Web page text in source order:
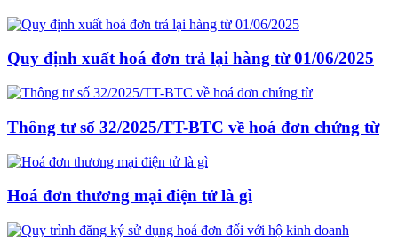
Quy định xuất hoá đơn trả lại hàng từ 01/06/2025
Thông tư số 32/2025/TT-BTC về hoá đơn chứng từ
Hoá đơn thương mại điện tử là gì